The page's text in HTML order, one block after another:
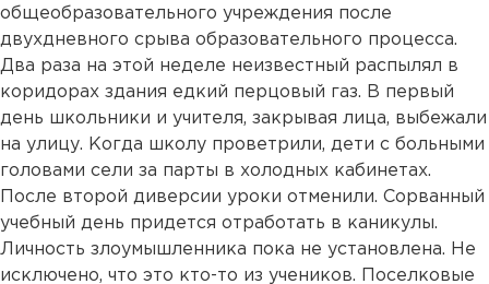
общеобразовательного учреждения после
двухдневного срыва образовательного процесса.
Два раза на этой неделе неизвестный распылял в
коридорах здания едкий перцовый газ. В первый
день школьники и учителя, закрывая лица, выбежали
на улицу. Когда школу проветрили, дети с больными
головами сели за парты в холодных кабинетах.
После второй диверсии уроки отменили. Сорванный
учебный день придется отработать в каникулы.
Личность злоумышленника пока не установлена. Не
исключено, что это кто-то из учеников. Поселковые